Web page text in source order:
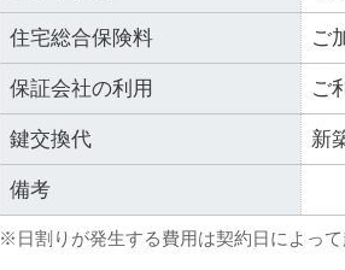
住宅総合保険料 ご
保証会社の利用 ご
鍵交換代 新
備考
※日割りが発生する費用は契約日によって